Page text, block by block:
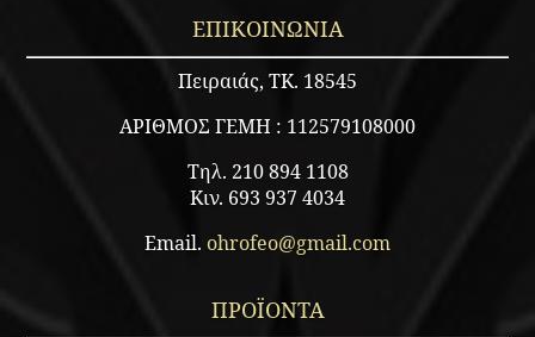
ΕΠΙΚΟΙΝΩΝΙΑ
Πειραιάς, ΤΚ. 18545
ΑΡΙΘΜΟΣ ΓΕΜΗ : 112579108000
Τηλ. 210 894 1108
Κιν. 693 937 4034
Email. ohrofeo@gmail.com
ΠΡΟΪΟΝΤΑ